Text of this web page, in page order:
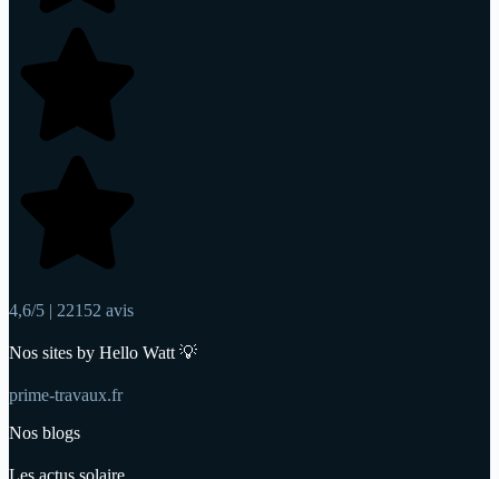
4,6/5 | 22152 avis
Nos sites by Hello Watt 💡
prime-travaux.fr
Nos blogs
Les actus solaire